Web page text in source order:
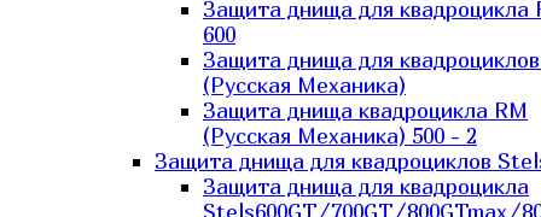
Защита днища для квадроцикла
600
Защита днища для
(Русская Механика)
Защита днища квадроцикла RM
(Русская Механика) 500 - 2
Защита днища для квадроциклов
Защита днища для квадроцикла
Stels600GT/700GT/800GTmax/